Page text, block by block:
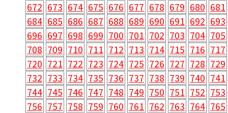
672 673 674 675 676 677 678 679 680 681
684 685 686 687 688 689 690 691 692 693
696 697 698 699 700 701 702 703 704 705
708 709 710 711 712 713 714 715 716 717
720 721 722 723 724 725 726 727 728 729
732 733 734 735 736 737 738 739 740 741
744 745 746 747 748 749 750 751 752 753
756 757 758 759 760 761 762 763 764 765